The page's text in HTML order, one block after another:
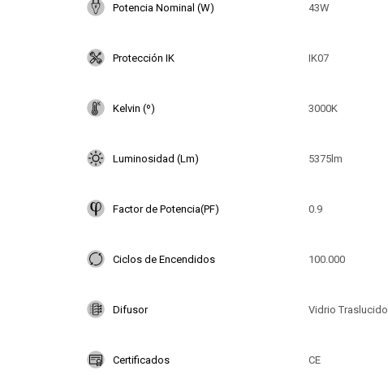
Potencia Nominal (W) 43W
Protección IK IK07
Kelvin (º) 3000K
Luminosidad (Lm) 5375lm
Factor de Potencia(PF) 0.9
Ciclos de Encendidos 100.000
Difusor Vidrio Traslucido
Certificados CE